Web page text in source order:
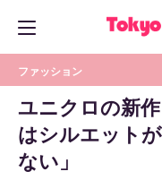
ファッション
ユニクロの新
はシルエット
ない」